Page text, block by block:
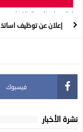
اعلان هام خاص بالمناقشات
إعلان عن توظيف
فيسبوك
نشرة الأخبار